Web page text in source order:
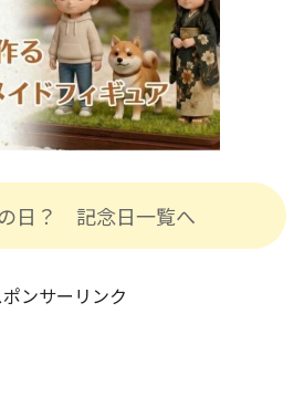
日？ 記念日一覧へ
ンサーリンク